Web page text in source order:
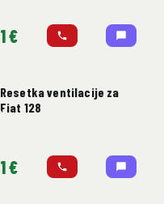
1 €
Resetka ventilacije za
Fiat 128
1 €